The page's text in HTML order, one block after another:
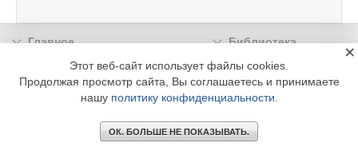
Главное
Библиотека
Подписка
Реклама
Информация
© 2002 - 2026 OOO Издательский дом «МЕДИА ТЕХНОЛОДЖИ» +7 (495) 665-00-
Этот веб-сайт использует файлы cookies.
Продолжая просмотр сайта, Вы соглашаетесь и принимаете
нашу политику конфиденциальности
ОК. БОЛЬШЕ НЕ ПОКАЗЫВАТЬ.
×